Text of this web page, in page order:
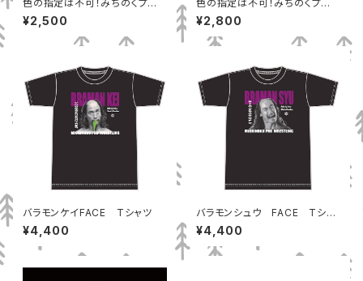
色の指定は不可！みちのくプロ
レス丸ロゴＴシャツ（Ｓ）
¥2,500
色の指定は不可！みちのくプロ
レス丸ロゴTシャツ XLサイズ
¥2,800
バラモンケイFACE Tシャツ
¥4,400
バラモンシュウ FACE Tシャ
ツ
¥4,400